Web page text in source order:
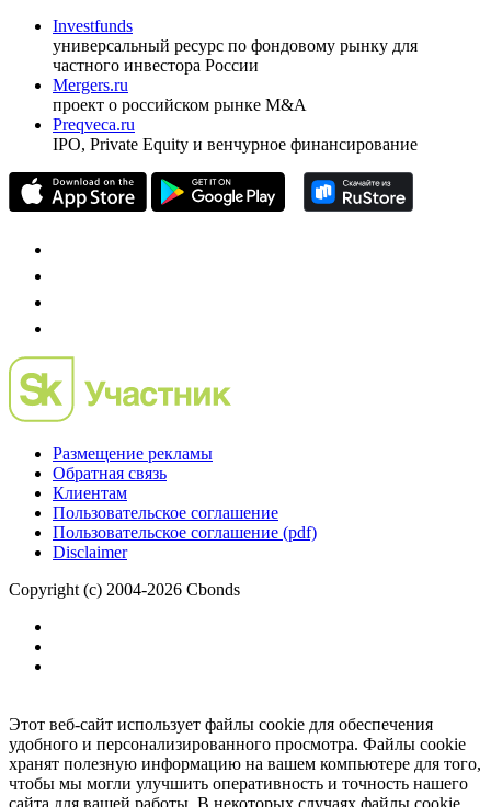
Investfunds
универсальный ресурс по фондовому рынку для
частного инвестора России
Mergers.ru
проект о российском рынке M&A
Preqveca.ru
IPO, Private Equity и венчурное финансирование
Размещение рекламы
Обратная связь
Клиентам
Пользовательское соглашение
Пользовательское соглашение (pdf)
Disclaimer
Copyright (c) 2004-2026 Cbonds
Этот веб-сайт использует файлы cookie для обеспечения
удобного и персонализированного просмотра. Файлы cookie
хранят полезную информацию на вашем компьютере для того,
чтобы мы могли улучшить оперативность и точность нашего
сайта для вашей работы. В некоторых случаях файлы cookie